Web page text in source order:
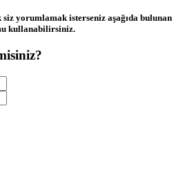
yorumlamak isterseniz aşağıda bulunan
kullanabilirsiniz.